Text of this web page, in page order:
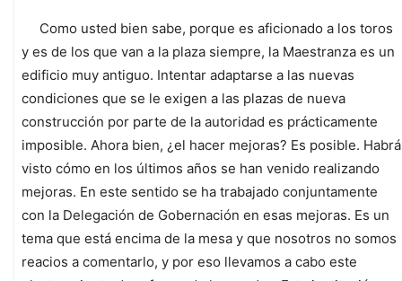
Como usted bien sabe, porque es aficionado a los toros
y es de los que van a la plaza siempre, la Maestranza es un
edificio muy antiguo. Intentar adaptarse a las nuevas
condiciones que se le exigen a las plazas de nueva
construcción por parte de la autoridad es prácticamente
imposible. Ahora bien, ¿el hacer mejoras? Es posible. Habrá
visto cómo en los últimos años se han venido realizando
mejoras. En este sentido se ha trabajado conjuntamente
con la Delegación de Gobernación en esas mejoras. Es un
tema que está encima de la mesa y que nosotros no somos
reacios a comentarlo, y por eso llevamos a cabo este